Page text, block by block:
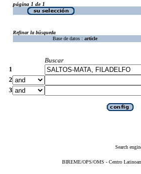
página 1 de 1
Refinar la búsqueda
Base de datos : article
Buscar
1
2
3
Search
BIREME/OPS/OMS - Centro